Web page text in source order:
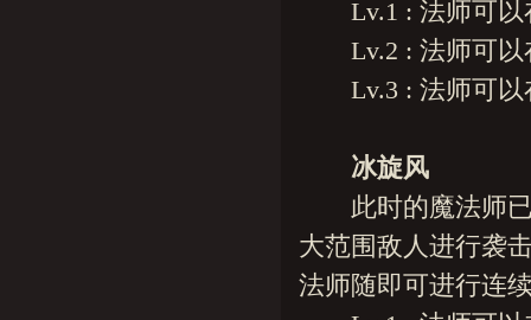
Lv.1 : 法师可以
Lv.2 : 法师可以
Lv.3 : 法师可以
冰旋风
此时的魔法师已
大范围敌人进行袭
法师随即可进行连